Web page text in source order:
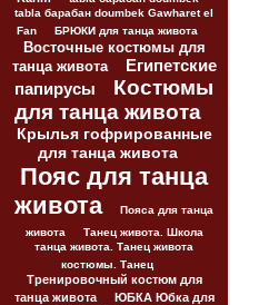
tabla барабан doumbek Gawharet el
Fan
БРЮКИ для танца живота
Восточные костюмы для
танца живота
Египетские
папирусы
Костюмы
для танца живота
Крылья гофрированные
для танца живота
Пояс для танца
живота
Пояса для танца
живота
Танец живота. Школа
танца живота. Танец живота
костюмы. Танец
Тренировочный костюм для
танца живота
ЮБКА Юбка для